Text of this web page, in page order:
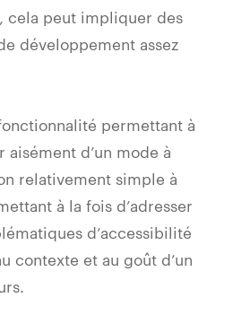
cela peut impliquer des
développement assez
permettant à
aisément d’un mode à
relativement simple à
à la fois d’adresser
d’accessibilité
contexte et au goût d’un